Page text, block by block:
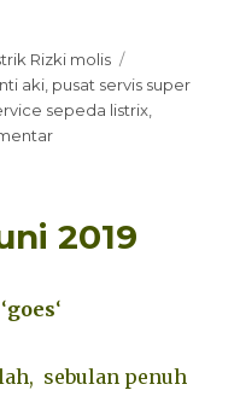
Rizki molis
aki pusat servis super
sepeda listrix
untuk
selis
Rizkimolis
2019
goes‘
sebulan penuh